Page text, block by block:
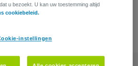
u bezoekt. U kan uw toestemming altijd
cookiebeleid.
instellingen